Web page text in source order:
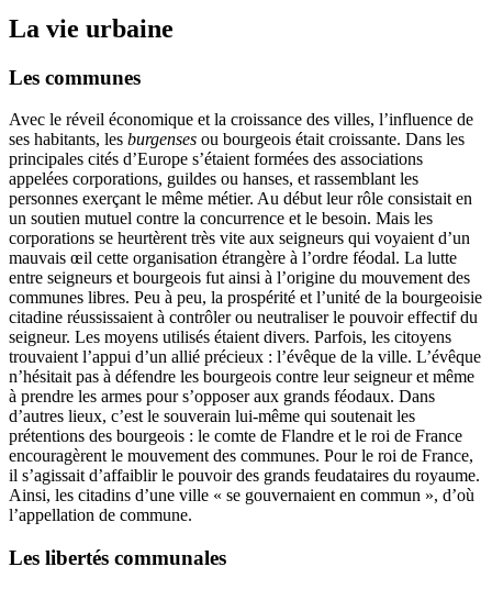
La vie urbaine
Les communes
Avec le réveil économique et la croissance des villes, l’influence de
ses habitants, les burgenses ou bourgeois était croissante. Dans les
principales cités d’Europe s’étaient formées des associations
appelées corporations, guildes ou hanses, et rassemblant les
personnes exerçant le même métier. Au début leur rôle consistait en
un soutien mutuel contre la concurrence et le besoin. Mais les
corporations se heurtèrent très vite aux seigneurs qui voyaient d’un
mauvais œil cette organisation étrangère à l’ordre féodal. La lutte
entre seigneurs et bourgeois fut ainsi à l’origine du mouvement des
communes libres. Peu à peu, la prospérité et l’unité de la bourgeoisie
citadine réussissaient à contrôler ou neutraliser le pouvoir effectif du
seigneur. Les moyens utilisés étaient divers. Parfois, les citoyens
trouvaient l’appui d’un allié précieux : l’évêque de la ville. L’évêque
n’hésitait pas à défendre les bourgeois contre leur seigneur et même
à prendre les armes pour s’opposer aux grands féodaux. Dans
d’autres lieux, c’est le souverain lui-même qui soutenait les
prétentions des bourgeois : le comte de Flandre et le roi de France
encouragèrent le mouvement des communes. Pour le roi de France,
il s’agissait d’affaiblir le pouvoir des grands feudataires du royaume.
Ainsi, les citadins d’une ville « se gouvernaient en commun », d’où
l’appellation de commune.
Les libertés communales